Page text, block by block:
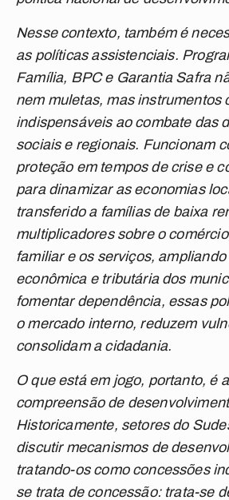
Nesse contexto, também é
as políticas assistenciais.
Família, BPC e Garantia Safra
nem muletas, mas instrumentos
indispensáveis ao combate das
sociais e regionais. Funcionam
proteção em tempos de crise e
para dinamizar as economias
transferido a famílias de baixa
multiplicadores sobre o
familiar e os serviços, ampliando
econômica e tributária dos
fomentar dependência, essas
o mercado interno, reduzem
consolidam a cidadania.
O que está em jogo, portanto, é
compreensão de
Historicamente, setores do
discutir mecanismos de
tratando-os como concessões
se trata de concessão: trata-se